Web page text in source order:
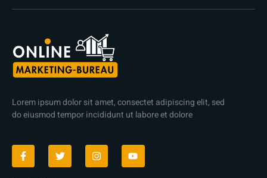
Lorem ipsum dolor sit amet, consectet adipiscing elit, sed
do eiusmod tempor incididunt ut labore et dolore